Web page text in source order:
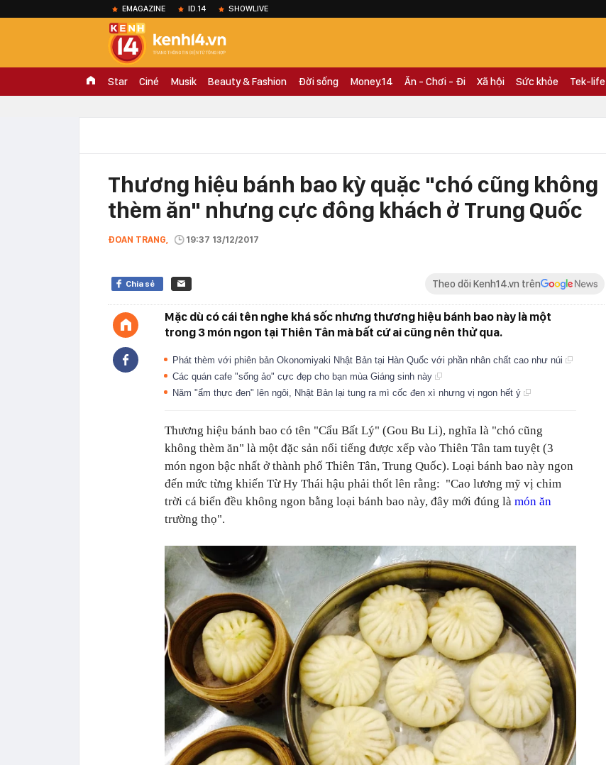
EMAGAZINE ID.14 SHOWLIVE
Star Ciné Musik Beauty & Fashion Đời sống Money.14 Ăn - Chơi - Đi Xã hội Sức khỏe Tek-life
Thương hiệu bánh bao kỳ quặc "chó cũng không
thèm ăn" nhưng cực đông khách ở Trung Quốc
ĐOAN TRANG, 19:37 13/12/2017
Chia sẻ Theo dõi Kenh14.vn trên
Mặc dù có cái tên nghe khá sốc nhưng thương hiệu bánh bao này là một
trong 3 món ngon tại Thiên Tân mà bất cứ ai cũng nên thử qua.
Phát thèm với phiên bản Okonomiyaki Nhật Bản tại Hàn Quốc với phần nhân chất cao như núi
Các quán cafe "sống ảo" cực đẹp cho bạn mùa Giáng sinh này
Năm "ẩm thực đen" lên ngôi, Nhật Bản lại tung ra mì cốc đen xì nhưng vị ngon hết ý
Thương hiệu bánh bao có tên "Cẩu Bất Lý" (Gou Bu Li), nghĩa là "chó cũng
không thèm ăn" là một đặc sản nổi tiếng được xếp vào Thiên Tân tam tuyệt (3
món ngon bậc nhất ở thành phố Thiên Tân, Trung Quốc). Loại bánh bao này ngon
đến mức từng khiến Từ Hy Thái hậu phải thốt lên rằng: "Cao lương mỹ vị chim
trời cá biển đều không ngon bằng loại bánh bao này, đây mới đúng là món ăn
trường thọ".